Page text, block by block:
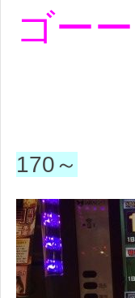
ゴー
170～